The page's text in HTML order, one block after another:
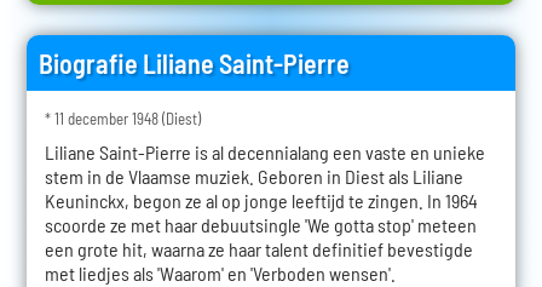
Biografie Liliane Saint-Pierre
* 11 december 1948 (Diest)
Liliane Saint-Pierre is al decennialang een vaste en unieke
stem in de Vlaamse muziek. Geboren in Diest als Liliane
Keuninckx, begon ze al op jonge leeftijd te zingen. In 1964
scoorde ze met haar debuutsingle 'We gotta stop' meteen
een grote hit, waarna ze haar talent definitief bevestigde
met liedjes als 'Waarom' en 'Verboden wensen'.